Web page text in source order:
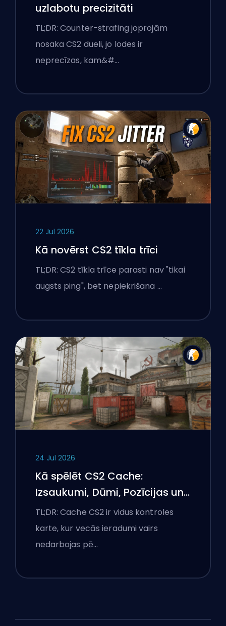
uzlabotu precizitāti
TL;DR: Counter-strafing joprojām
nosaka CS2 dueli, jo lodes ir
neprecīzas, kam&#…
22 Jul 2026
Kā novērst CS2 tīkla trīci
TL;DR: CS2 tīkla trīce parasti nav "tikai
augsts ping", bet nepiekrišana …
24 Jul 2026
Kā spēlēt CS2 Cache:
Izsaukumi, Dūmi, Pozīcijas un
Premjeru padomi
TL;DR: Cache CS2 ir vidus kontroles
karte, kur vecās ieradumi vairs
nedarbojas pē…